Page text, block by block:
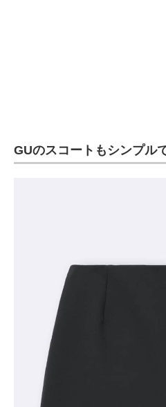
GUのスコートもシンプル